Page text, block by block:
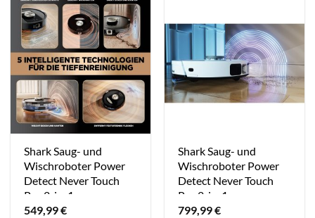
Shark Saug- und
Wischroboter Power
Detect Never Touch
Pro 2-in-1
RV2800ZEEU
549,99€
Shark Saug- und
Wischroboter Power
Detect Never Touch
Pro 2-in-1
RV2800ZEEUWH
799,99€